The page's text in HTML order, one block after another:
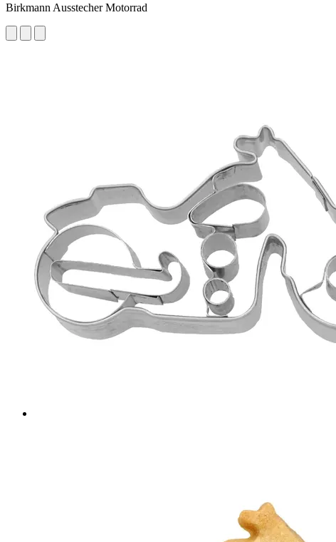
Birkmann Ausstecher Motorrad